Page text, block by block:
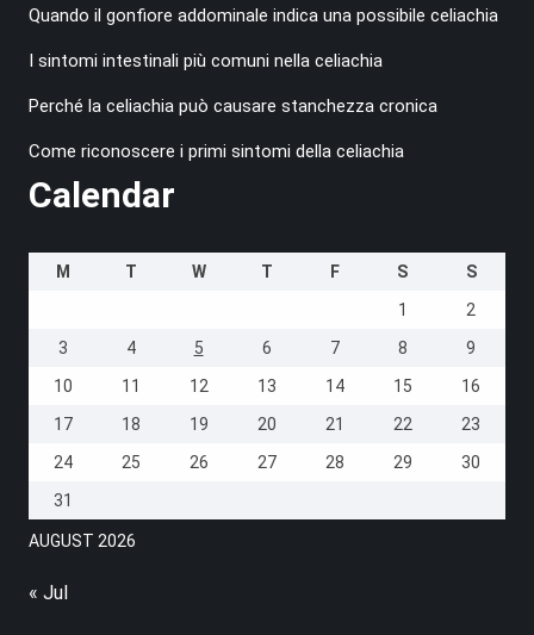
Quando il gonfiore addominale indica una possibile celiachia
I sintomi intestinali più comuni nella celiachia
Perché la celiachia può causare stanchezza cronica
Come riconoscere i primi sintomi della celiachia
Calendar
AUGUST 2026
M T W T F S
S
1
2
3
4 5 6 7 8
9
10
11 12 13 14 15
16
17
18 19 20 21 22
23
24
25 26 27 28 29
30
31
« Jul